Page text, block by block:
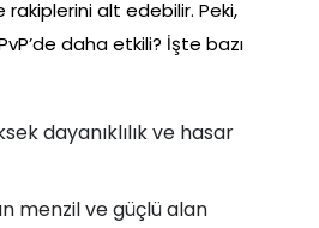
rakiplerini alt edebilir. Peki,
daha etkili? İşte bazı
dayanıklılık ve hasar
menzil ve güçlü alan